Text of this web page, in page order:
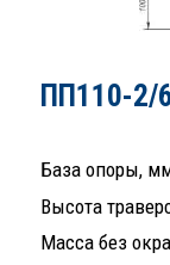
ПП110-2/
База опоры,
Высота
Масса без